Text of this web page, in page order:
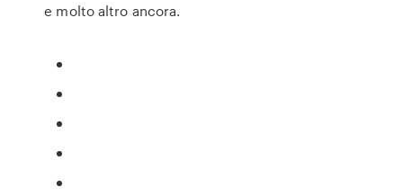
e molto altro ancora.